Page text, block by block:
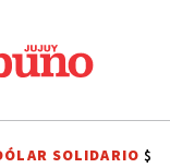
SANTISIMO SALVADOR
SOLIDARIO$